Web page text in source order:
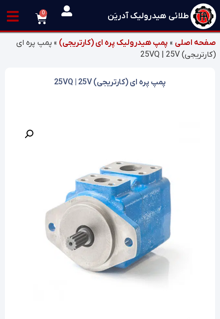
طلائی هیدرولیک آدریَن 0
صفحه اصلی » پمپ هیدرولیک پره ای (کارتریجی) » پمپ پره ای
(کارتریجی) 25VQ | 25V
پمپ پره ای (کارتریجی) 25VQ | 25V